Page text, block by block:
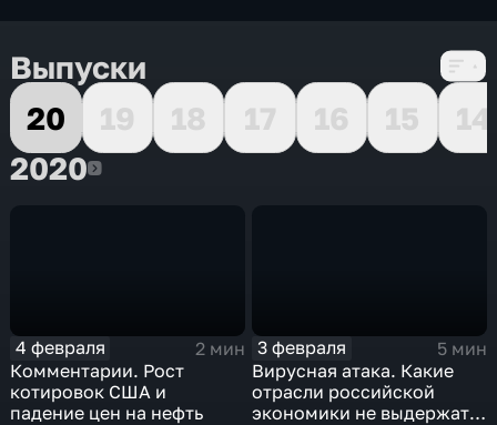
Выпуски
20
19 18 17 16 15
14
20202020
4 февраля
2 мин
Комментарии. Рост
котировок США и
падение цен на нефть
3 февраля
5 мин
Вирусная атака. Какие
отрасли российской
экономики не выдержат